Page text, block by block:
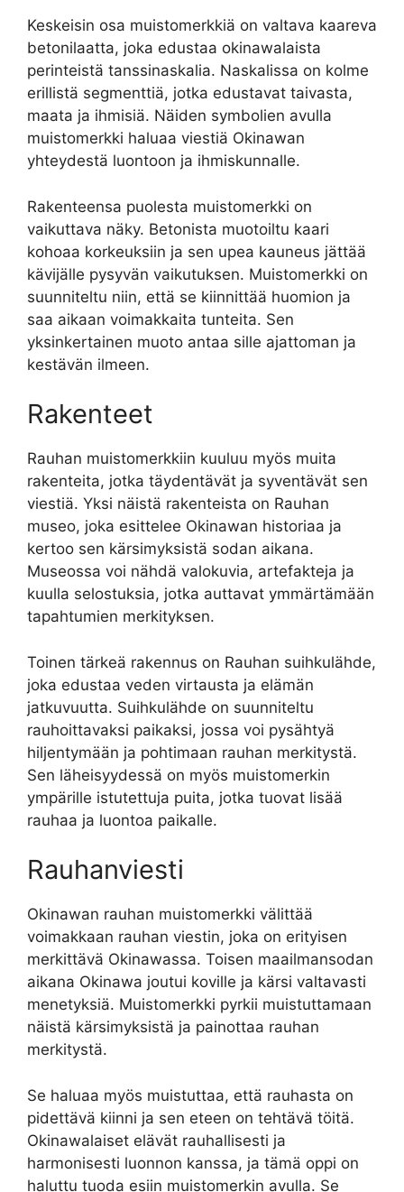
Keskeisin osa muistomerkkiä on valtava kaareva
betonilaatta, joka edustaa okinawalaista
perinteistä tanssinaskalia. Naskalissa on kolme
erillistä segmenttiä, jotka edustavat taivasta,
maata ja ihmisiä. Näiden symbolien avulla
muistomerkki haluaa viestiä Okinawan
yhteydestä luontoon ja ihmiskunnalle.
Rakenteensa puolesta muistomerkki on
vaikuttava näky. Betonista muotoiltu kaari
kohoaa korkeuksiin ja sen upea kauneus jättää
kävijälle pysyvän vaikutuksen. Muistomerkki on
suunniteltu niin, että se kiinnittää huomion ja
saa aikaan voimakkaita tunteita. Sen
yksinkertainen muoto antaa sille ajattoman ja
kestävän ilmeen.
Rakenteet
Rauhan muistomerkkiin kuuluu myös muita
rakenteita, jotka täydentävät ja syventävät sen
viestiä. Yksi näistä rakenteista on Rauhan
museo, joka esittelee Okinawan historiaa ja
kertoo sen kärsimyksistä sodan aikana.
Museossa voi nähdä valokuvia, artefakteja ja
kuulla selostuksia, jotka auttavat ymmärtämään
tapahtumien merkityksen.
Toinen tärkeä rakennus on Rauhan suihkulähde,
joka edustaa veden virtausta ja elämän
jatkuvuutta. Suihkulähde on suunniteltu
rauhoittavaksi paikaksi, jossa voi pysähtyä
hiljentymään ja pohtimaan rauhan merkitystä.
Sen läheisyydessä on myös muistomerkin
ympärille istutettuja puita, jotka tuovat lisää
rauhaa ja luontoa paikalle.
Rauhanviesti
Okinawan rauhan muistomerkki välittää
voimakkaan rauhan viestin, joka on erityisen
merkittävä Okinawassa. Toisen maailmansodan
aikana Okinawa joutui koville ja kärsi valtavasti
menetyksiä. Muistomerkki pyrkii muistuttamaan
näistä kärsimyksistä ja painottaa rauhan
merkitystä.
Se haluaa myös muistuttaa, että rauhasta on
pidettävä kiinni ja sen eteen on tehtävä töitä.
Okinawalaiset elävät rauhallisesti ja
harmonisesti luonnon kanssa, ja tämä oppi on
haluttu tuoda esiin muistomerkin avulla. Se